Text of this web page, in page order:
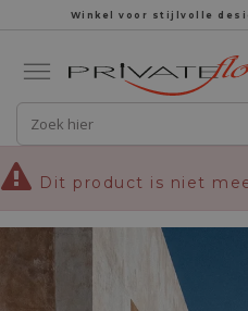
Winkel voor stijlvolle
Dit product is niet